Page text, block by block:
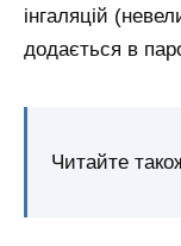
інгаляцій
додається в
Читайте